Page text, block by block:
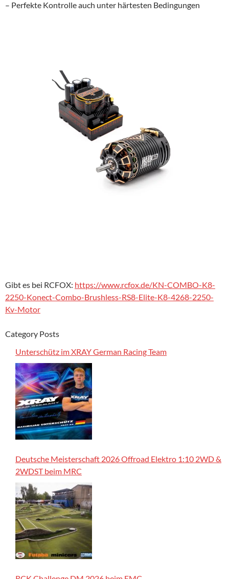
– Perfekte Kontrolle auch unter härtesten Bedingungen
Gibt es bei RCFOX: https://www.rcfox.de/KN-COMBO-K8-
2250-Konect-Combo-Brushless-RS8-Elite-K8-4268-2250-
Kv-Motor
Category Posts
Unterschütz im XRAY German Racing Team
Deutsche Meisterschaft 2026 Offroad Elektro 1:10 2WD &
2WDST beim MRC